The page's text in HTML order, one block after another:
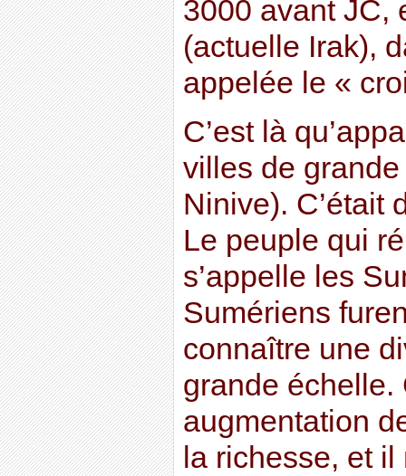
3000 avant JC,
(actuelle Irak),
appelée le «
C’est là
villes de
Ninive). C’était
Le peuple qui
s’appelle les
Sumériens
connaître une
grande échelle.
augmentation
la richesse, et